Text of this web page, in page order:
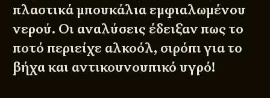
πλαστικά μπουκάλια εμφιαλωμένου
νερού. Οι αναλύσεις έδειξαν πως το
ποτό περιείχε αλκοόλ, σιρόπι για το
βήχα και αντικουνουπικό υγρό!